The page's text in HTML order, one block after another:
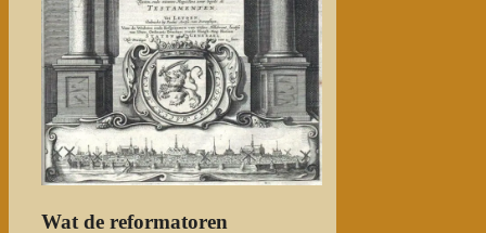
Wat de reformatoren